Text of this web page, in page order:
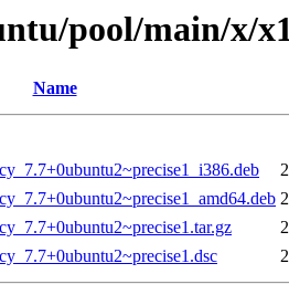
pool/main/x/
Name